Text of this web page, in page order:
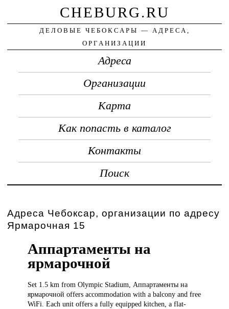
CHEBURG.RU
ДЕЛОВЫЕ ЧЕБОКСАРЫ — АДРЕСА,
ОРГАНИЗАЦИИ
Адреса
Организации
Карта
Как попасть в каталог
Контакты
Поиск
Адреса Чебоксар, организации по адресу
Ярмарочная 15
Аппартаменты на
ярмарочной
Set 1.5km from Olympic Stadium, Аппартаменты на
ярмарочной offers accommodation with a balcony and free
WiFi. Each unit offers a fully equipped kitchen, a flat-